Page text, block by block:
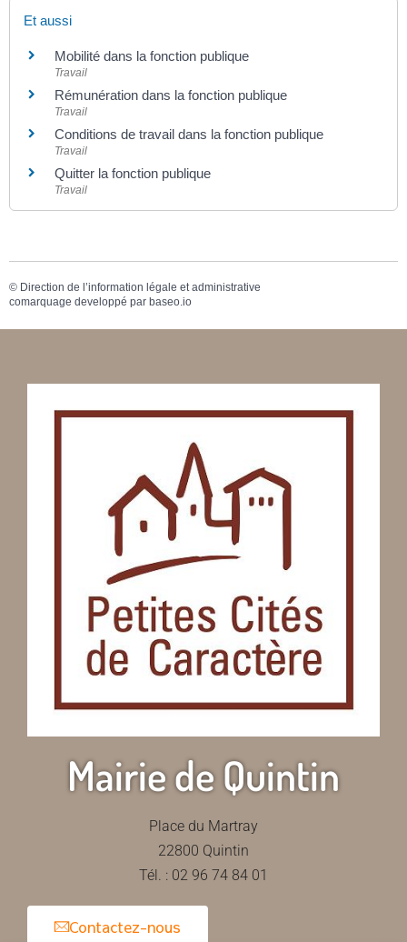
Et aussi
Mobilité dans la fonction publique
Travail
Rémunération dans la fonction publique
Travail
Conditions de travail dans la fonction publique
Travail
Quitter la fonction publique
Travail
© Direction de l’information légale et administrative
comarquage developpé par baseo.io
Mairie de Quintin
Place du Martray
22800 Quintin
Tél. : 02 96 74 84 01
Contactez-nous